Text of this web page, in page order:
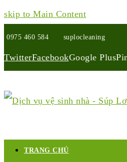
skip to Main Content
0975 460 584 suplocleaning
TwitterFacebookGoogle Plus
TRANG CHỦ